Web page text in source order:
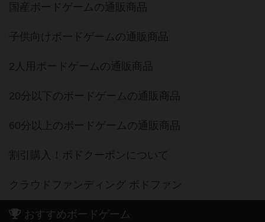
国産ボードゲームの通販商品
子供向けボードゲームの通販商品
2人用ボードゲームの通販商品
20分以下のボードゲームの通販商品
60分以上のボードゲームの通販商品
割引購入！ボドクーポンについて
クラウドファンディング ボドファン
おすすめボードゲーム